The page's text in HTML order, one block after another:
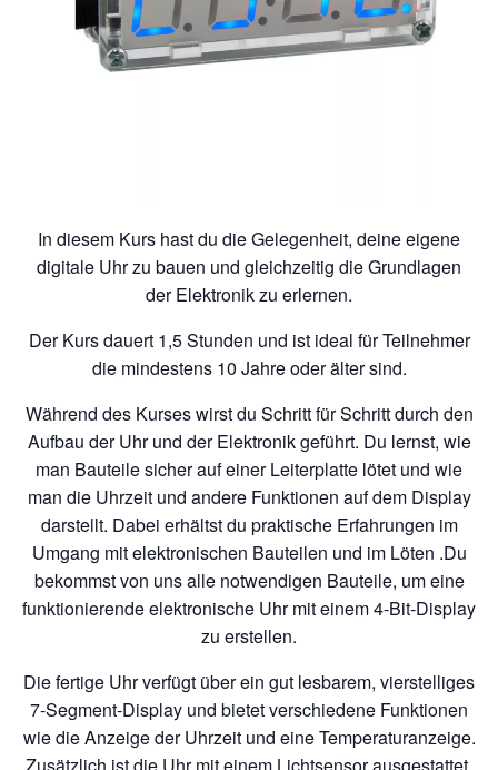
In diesem Kurs hast du die Gelegenheit, deine eigene
digitale Uhr zu bauen und gleichzeitig die Grundlagen
der Elektronik zu erlernen.
Der Kurs dauert 1,5 Stunden und ist ideal für Teilnehmer
die mindestens 10 Jahre oder älter sind.
Während des Kurses wirst du Schritt für Schritt durch den
Aufbau der Uhr und der Elektronik geführt. Du lernst, wie
man Bauteile sicher auf einer Leiterplatte lötet und wie
man die Uhrzeit und andere Funktionen auf dem Display
darstellt. Dabei erhältst du praktische Erfahrungen im
Umgang mit elektronischen Bauteilen und im Löten .Du
bekommst von uns alle notwendigen Bauteile, um eine
funktionierende elektronische Uhr mit einem 4-Bit-Display
zu erstellen.
Die fertige Uhr verfügt über ein gut lesbarem, vierstelliges
7-Segment-Display und bietet verschiedene Funktionen
wie die Anzeige der Uhrzeit und eine Temperaturanzeige.